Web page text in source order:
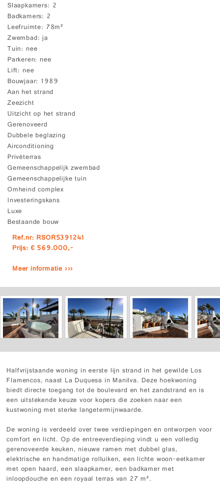
Slaapkamers 2
Badkamers 2
Leefruimte 78m²
Zwembad ja
Tuin nee
Parkeren nee
Lift nee
Bouwjaar 1989
Aan het strand
Zeezicht
Uitzicht op het strand
Gerenoveerd
Dubbele beglazing
Airconditioning
Privéterras
Gemeenschappelijk zwembad
Gemeenschappelijke tuin
Omheind complex
Investeringskans
Luxe
Bestaande bouw
Ref.nr: RSOR5391241
Prijs: € 569.000,-
Meer informatie ›››
Halfvrijstaande woning in eerste lijn strand in het gewilde Los
Flamencos, naast La Duquesa in Manilva. Deze hoekwoning
biedt directe toegang tot de boulevard en het zandstrand en is
een uitstekende keuze voor kopers die zoeken naar een
kustwoning met sterke langetermijnwaarde.
De woning is verdeeld over twee verdiepingen en ontworpen voor
comfort en licht. Op de entreeverdieping vindt u een volledig
gerenoveerde keuken, nieuwe ramen met dubbel glas,
elektrische en handmatige rolluiken, een lichte woon-eetkamer
met open haard, een slaapkamer, een badkamer met
inloopdouche en een royaal terras van 27 m².